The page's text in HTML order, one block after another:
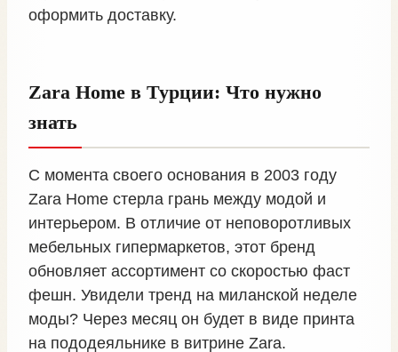
оформить доставку.
Zara Home в Турции: Что нужно
знать
С момента своего основания в 2003 году
Zara Home стерла грань между модой и
интерьером. В отличие от неповоротливых
мебельных гипермаркетов, этот бренд
обновляет ассортимент со скоростью фаст
фешн. Увидели тренд на миланской неделе
моды? Через месяц он будет в виде принта
на пододеяльнике в витрине Zara.